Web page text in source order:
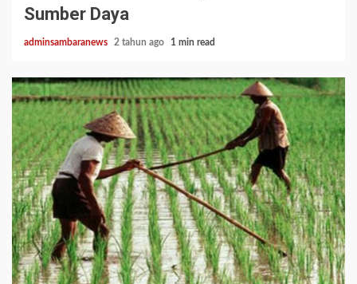
Sumber Daya
adminsambaranews 2 tahun ago 1 min read